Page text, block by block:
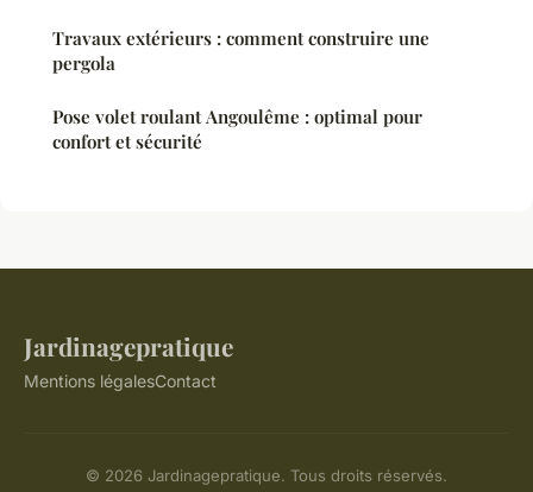
Travaux extérieurs : comment construire une
pergola
Pose volet roulant Angoulême : optimal pour
confort et sécurité
Jardinagepratique
Mentions légalesContact
© 2026 Jardinagepratique. Tous droits réservés.